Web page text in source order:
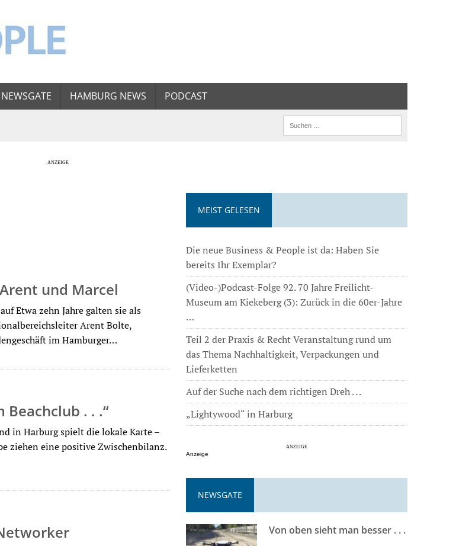
NEWSGATE HAMBURG NEWS PODCAST
und Marcel
Etwa zehn Jahre galten sie als
Arent Bolte,
im Hamburger…
. . .“
in Harburg spielt die lokale Karte –
ziehen eine positive Zwischenbilanz.
MEIST GELESEN
Die neue Business & People ist da: Haben Sie
bereits Ihr Exemplar?
(Video-)Podcast-Folge 92. 70 Jahre Freilicht-
Museum am Kiekeberg (3): Zurück in die 60er-Jahre
…
Teil 2 der Praxis & Recht Veranstaltung rund um
das Thema Nachhaltigkeit, Verpackungen und
Lieferketten
Auf der Suche nach dem richtigen Dreh . . .
„Lightywood“ in Harburg
Anzeige
NEWSGATE
Von oben sieht man besser . . .